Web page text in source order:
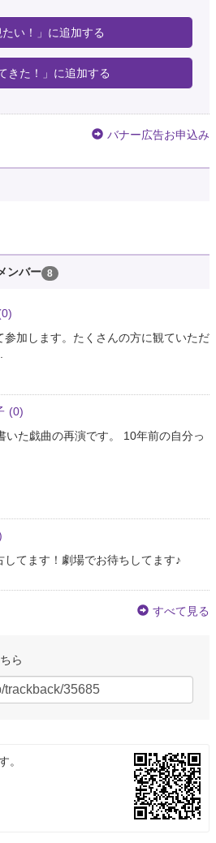
たい！」に追加する
きた！」に追加する
バナー広告お申込み
ンバー 8
参加します。たくさんの方に観ていただ
(0)
いた戯曲の再演です。 10年前の自分っ
してます！劇場でお待ちしてます♪
すべて見る
ら
。